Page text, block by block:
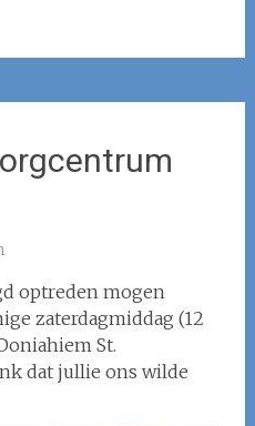
optreden mogen
zaterdagmiddag (12
St.
dat jullie ons wilde